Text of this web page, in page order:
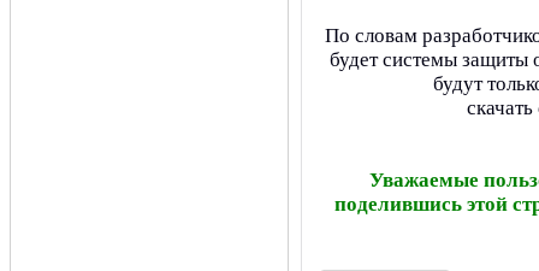
По словам
будет системы защиты
будут
Уважаемые
поделившись этой